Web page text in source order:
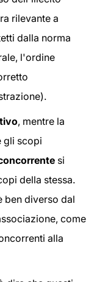
rilevante a
dalla norma
l'ordine
, mentre la
gli scopi
si
della stessa.
ben diverso dal
come
alla